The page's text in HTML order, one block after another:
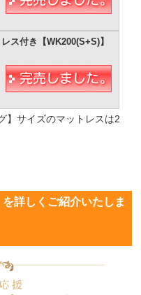
】サイズのマットレスは2
詳しくご紹介いたしま